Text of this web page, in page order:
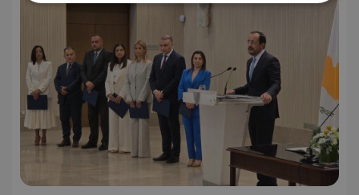
Απολύτως απαραίτητα
Απόδοσης
Στόχευσης
Λειτουργικότητας
Μη ταξινομημένα
Τα απολύτως απαραίτητα cookies επιτρέπουν
βασικές λειτουργίες του ιστότοπου, όπως τη
σύνδεση χρήστη και τη διαχείριση λογαριασμού.
Ο ιστότοπος δεν μπορεί να χρησιμοποιηθεί σωστά
χωρίς τα απολύτως απαραίτητα cookies.
Ονοματεπώνυμο
Προμηθευτής/Πεδίο